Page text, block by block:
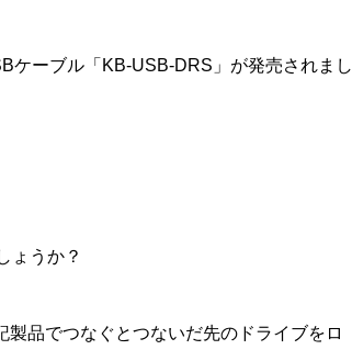
ケーブル「KB-USB-DRS」が発売されまし
ょうか？
品でつなぐとつないだ先のドライブをロ